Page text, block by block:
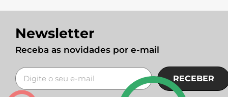
Newsletter
Receba as novidades por e-mail
RECEBER